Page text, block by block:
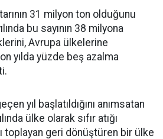
31 milyon ton olduğunu
bu sayının 38 milyona
Avrupa ülkelerine
yılda yüzde beş azalma
yıl başlatıldığını anımsatan
ülke olarak sıfır atığı
toplayan geri dönüştüren bir ülke